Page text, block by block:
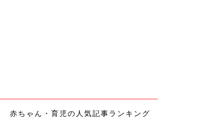
いる訪問看護ステーション「ベビーノ」が、障害を持つ子どもと
家族のための「グリンピースの会」という活動をしているんです
赤ちゃん・育児の人気記事ランキング